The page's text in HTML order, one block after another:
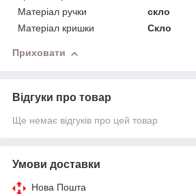
Матеріал ручки
скло
Матеріал кришки
Скло
Приховати
Відгуки про товар
Ще немає відгуків про цей товар
Умови доставки
Нова Пошта